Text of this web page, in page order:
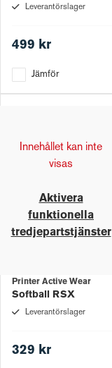
Leverantörslager
499 kr
Jämför
Innehållet kan inte
visas
Aktivera
funktionella
tredjepartstjänster
Printer Active Wear
Softball RSX
Leverantörslager
329 kr